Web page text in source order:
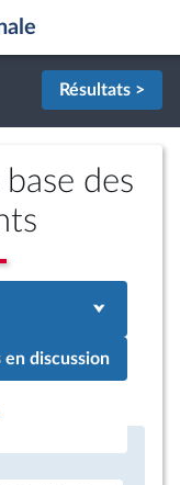
Résultats >
des
en discussion